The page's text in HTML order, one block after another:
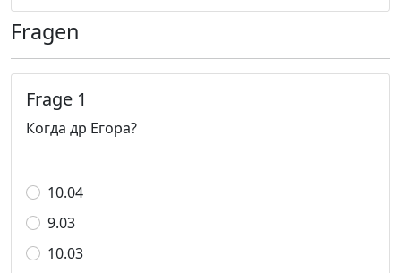
Fragen
Frage 1
Когда др Егора?
10.04
9.03
10.03